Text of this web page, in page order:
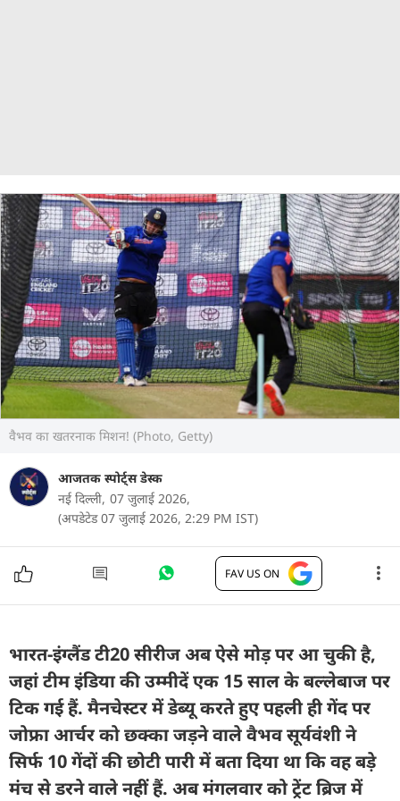
वैभव का खतरनाक मिशन! (Photo, Getty)
आजतक स्पोर्ट्स डेस्क
नई दिल्ली, 07 जुलाई 2026,
(अपडेटेड 07 जुलाई 2026, 2:29 PM IST)
FAV US ON
भारत-इंग्लैंड टी20 सीरीज अब ऐसे मोड़ पर आ चुकी है,
जहां टीम इंडिया की उम्मीदें एक 15 साल के बल्लेबाज पर
टिक गई हैं. मैनचेस्टर में डेब्यू करते हुए पहली ही गेंद पर
जोफ्रा आर्चर को छक्का जड़ने वाले वैभव सूर्यवंशी ने
सिर्फ 10 गेंदों की छोटी पारी में बता दिया था कि वह बड़े
मंच से डरने वाले नहीं हैं. अब मंगलवार को ट्रेंट ब्रिज में